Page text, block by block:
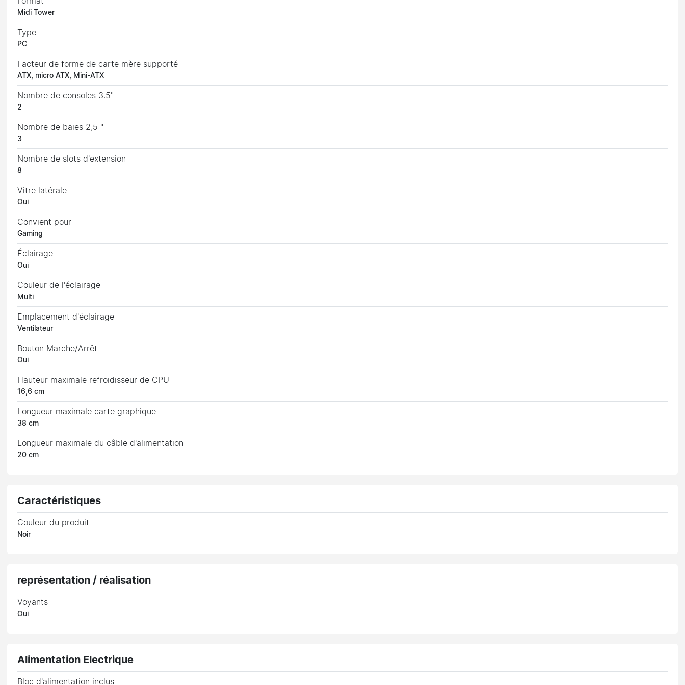
Midi Tower
Type
PC
Facteur de forme de carte mère supporté
ATX, micro ATX, Mini-ATX
Nombre de consoles 3.5"
2
Nombre de baies 2,5 "
3
Nombre de slots d'extension
8
Vitre latérale
Oui
Convient pour
Gaming
Éclairage
Oui
Couleur de l'éclairage
Multi
Emplacement d'éclairage
Ventilateur
Bouton Marche/Arrêt
Oui
Hauteur maximale refroidisseur de CPU
16,6 cm
Longueur maximale carte graphique
38 cm
Longueur maximale du câble d'alimentation
20 cm
Caractéristiques
Couleur du produit
Noir
représentation / réalisation
Voyants
Oui
Alimentation Electrique
Bloc d'alimentation inclus